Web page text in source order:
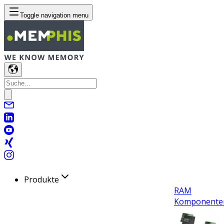
Toggle navigation menu
Produkte
RAM